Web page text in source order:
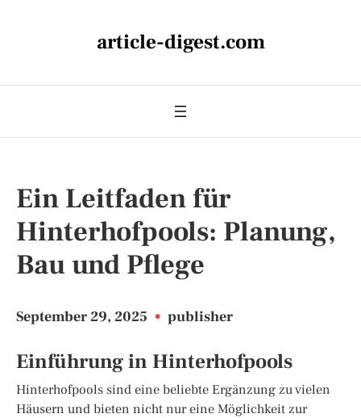
article-digest.com
Ein Leitfaden für
Hinterhofpools: Planung,
Bau und Pflege
September 29, 2025 • publisher
Einführung in Hinterhofpools
Hinterhofpools sind eine beliebte Ergänzung zu vielen
Häusern und bieten nicht nur eine Möglichkeit zur